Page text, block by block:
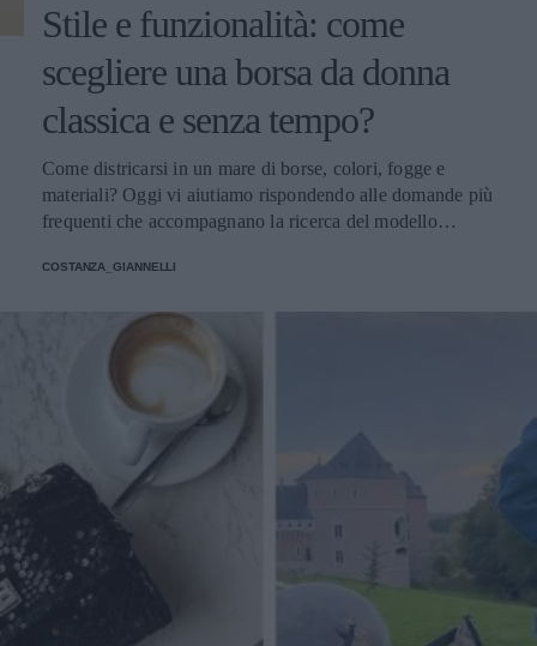
Stile e funzionalità: come
scegliere una borsa da donna
classica e senza tempo?
Come districarsi in un mare di borse, colori, fogge e
materiali? Oggi vi aiutiamo rispondendo alle domande più
frequenti che accompagnano la ricerca del modello
COSTANZA_GIANNELLI